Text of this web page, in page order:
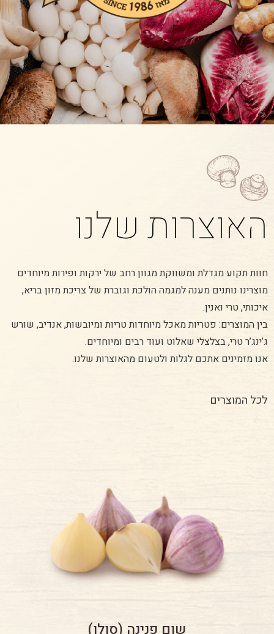
האוצרות שלנו
חוות תקוע מגדלת ומשווקת מגוון רחב של ירקות ופירות מיוחדים
מוצרינו נותנים מענה למגמה הולכת וגוברת של צריכת מזון בריא,
איכותי, טרי ואנין.
בין המוצרים: פטריות מאכל מיוחדות טריות ומיובשות, אנדיב, שורש
ג’ינג’ר טרי, בצלצלי שאלוט ועוד רבים ומיוחדים.
אנו מזמינים אתכם לגלות ולטעום מהאוצרות שלנו.
לכל המוצרים
שום פנינה (סולו)